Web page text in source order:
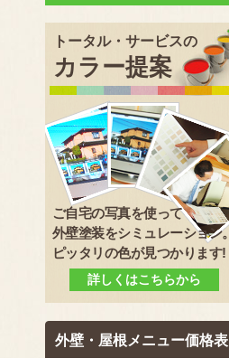
トータル・サービスの
カラー提案
ご自宅の写真を使って
外壁塗装をシミュレーション。
ピッタリの色が見つかります!
詳しくはこちらから
外壁・屋根メニュー価格表